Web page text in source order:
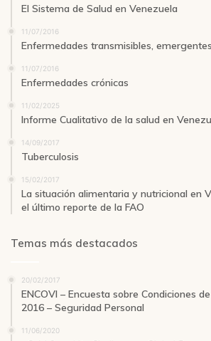
El Sistema de Salud en Venezuela
11/07/2016
Enfermedades transmisibles,
11/07/2016
Enfermedades crónicas
11/02/2025
Informe Cualitativo de la salud en
14/09/2017
Tuberculosis
15/02/2017
La situación alimentaria y nutricional en
el último reporte de la FAO
Temas más destacados
20/02/2017
ENCOVI – Encuesta sobre Condiciones
2016 – Seguridad Personal
11/06/2020